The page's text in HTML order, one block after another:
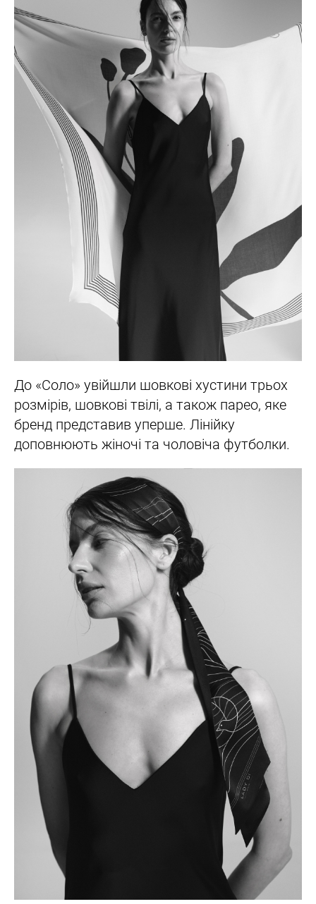
До «Соло» увійшли шовкові хустини трьох
розмірів, шовкові твілі, а також парео, яке
бренд представив уперше. Лінійку
доповнюють жіночі та чоловіча футболки.